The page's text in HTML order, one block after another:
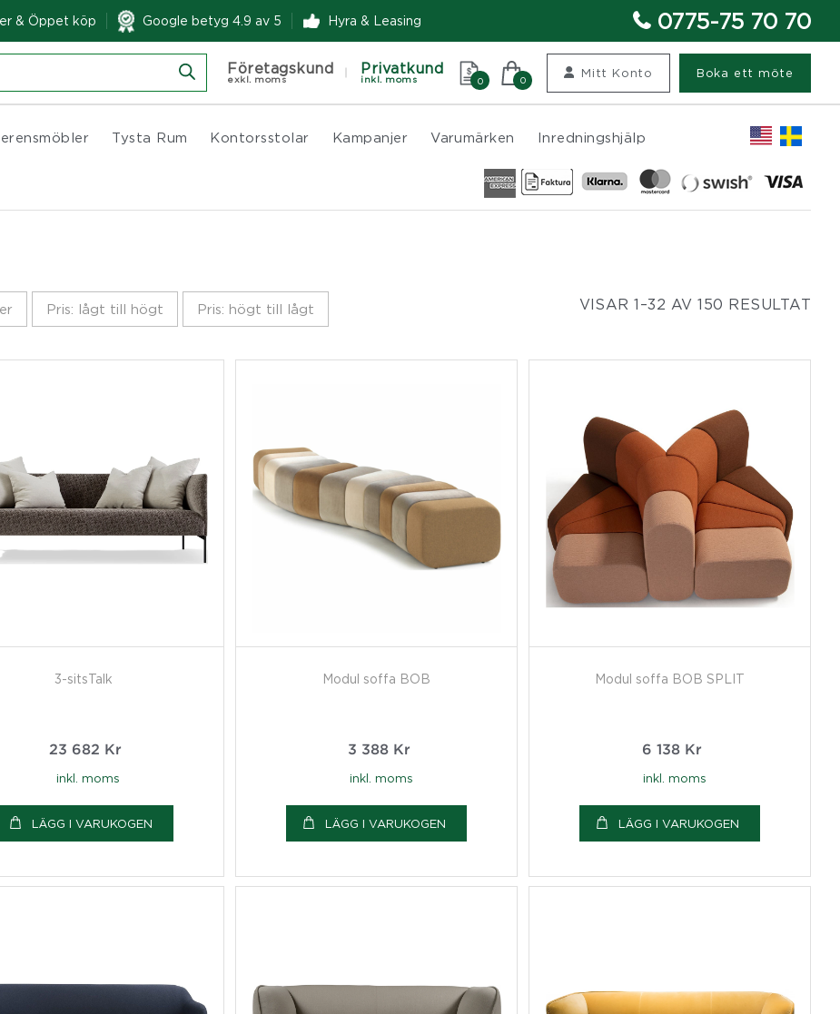
& Öppet köp Google betyg 4.9 av 5 Hyra & Leasing 0775-75 70 70
Företagskund
exkl. moms
Privatkund
inkl. moms 0 0
Mitt Konto Boka ett möte
Tysta Rum Kontorsstolar Kampanjer Varumärken Inredningshjälp
Pris: lågt till högt Pris: högt till lågt VISAR 1–32 AV 150 RESULTAT
3-sitsTalk
23 682 Kr
inkl. moms
LÄGG I VARUKOGEN
Modul soffa BOB
3 388 Kr
inkl. moms
LÄGG I VARUKOGEN
Modul soffa BOB SPLIT
6 138 Kr
inkl. moms
LÄGG I VARUKOGEN